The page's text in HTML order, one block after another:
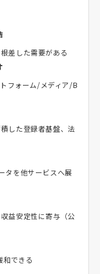
差した需要がある
フォーム/メディア/B
した登録者基盤、法
タを他サービスへ展
益安定性に寄与（公
和できる